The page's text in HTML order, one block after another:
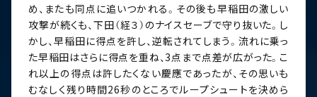
め、またも同点に追いつかれる。その後も早稲田の激しい
攻撃が続くも、下田（経３）のナイスセーブで守り抜いた。し
かし、早稲田に得点を許し、逆転されてしまう。流れに乗っ
た早稲田はさらに得点を重ね、3点まで点差が広がった。こ
れ以上の得点は許したくない慶應であったが、その思いも
むなしく残り時間26秒のところでループシュートを決めら